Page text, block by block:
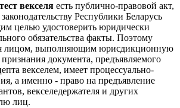
векселя есть публично-правовой акт,
Республики Беларусь
целью удостоверить юридически
обязательства факты. Поэтому
лицом, выполняющим юрисдикционную
документа, предъявляемого
векселем, имеет процессуально-
а именно - право на предъявление
векселедержателя и других
лиц.